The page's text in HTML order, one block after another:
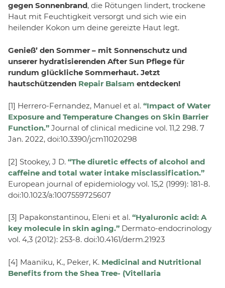
gegen Sonnenbrand, die Rötungen lindert, trockene
Haut mit Feuchtigkeit versorgt und sich wie ein
heilender Kokon um deine gereizte Haut legt.
Genieß’ den Sommer – mit Sonnenschutz und
unserer hydratisierenden After Sun Pflege für
rundum glückliche Sommerhaut. Jetzt
hautschützenden Repair Balsam entdecken!
[1] Herrero-Fernandez, Manuel et al. “Impact of Water
Exposure and Temperature Changes on Skin Barrier
Function.” Journal of clinical medicine vol. 11,2 298. 7
Jan. 2022, doi:10.3390/jcm11020298
[2] Stookey, J D. “The diuretic effects of alcohol and
caffeine and total water intake misclassification.”
European journal of epidemiology vol. 15,2 (1999): 181-8.
doi:10.1023/a:1007559725607
[3] Papakonstantinou, Eleni et al. “Hyaluronic acid: A
key molecule in skin aging.” Dermato-endocrinology
vol. 4,3 (2012): 253-8. doi:10.4161/derm.21923
[4] Maaniku, K., Peker, K. Medicinal and Nutritional
Benefits from the Shea Tree- (Vitellaria